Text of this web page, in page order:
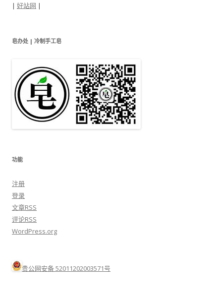
| 好站网 |
皂办处 | 冷制手工皂
功能
注册
登录
文章RSS
评论RSS
WordPress.org
贵公网安备 52011202003571号